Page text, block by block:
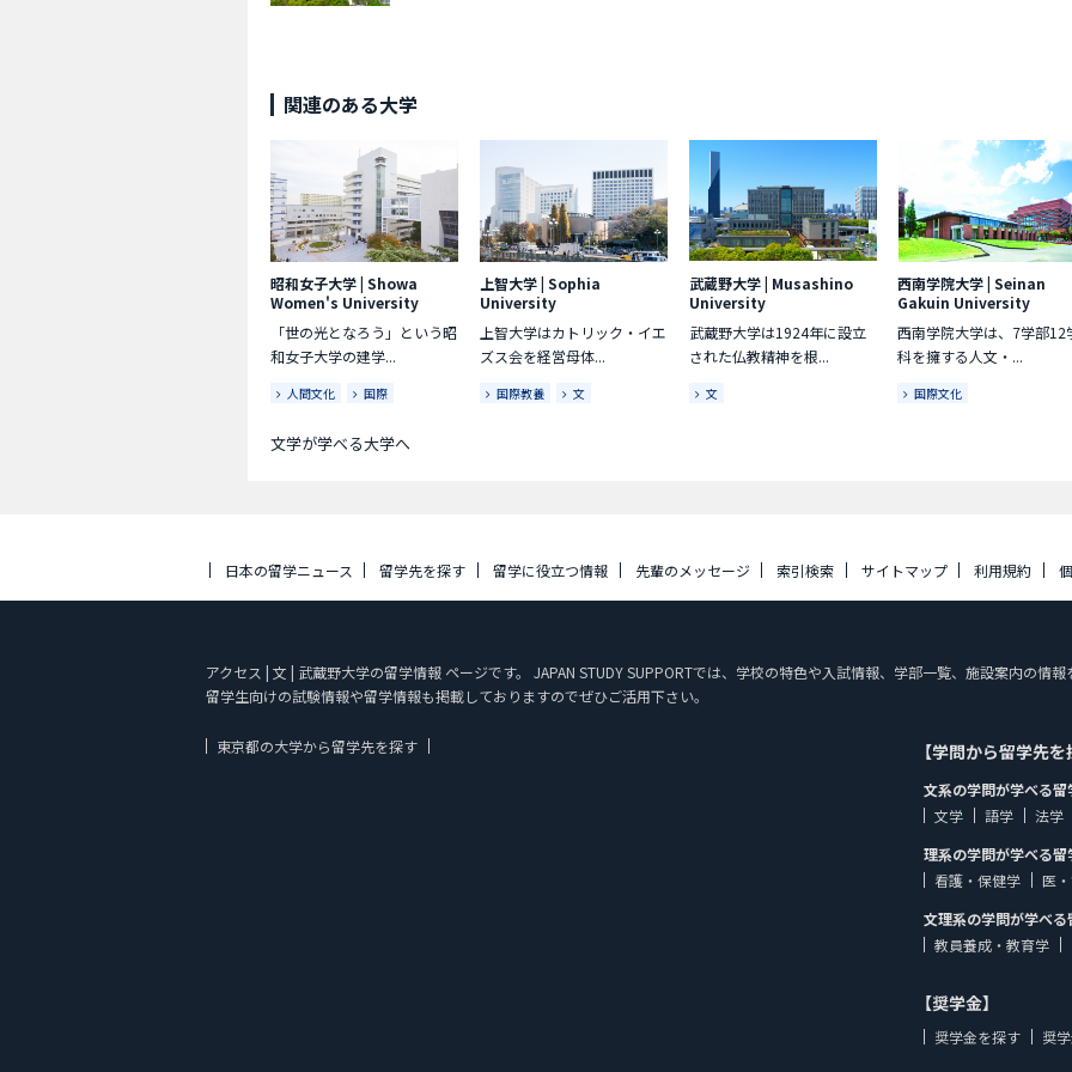
関連のある大学
昭和女子大学| Showa
Women's University
「世の光となろう」という昭
和女子大学の建学...
人間文化 国際
上智大学| Sophia
University
上智大学はカトリック・イエ
ズス会を経営母体...
国際教養 文
武蔵野大学| Musashino
University
武蔵野大学は1924年に設立
された仏教精神を根...
文
西南学院大学|Seinan
Gakuin University
西南学院大学は、7学部12
科を擁する人文・...
国際文化
文学が学べる大学へ
日本の留学ニュース 留学先を探す 留学に役立つ情報 先輩のメッセージ 索引検索 サイトマップ 利用規約
アクセス | 文 | 武蔵野大学の留学情報 ページです。 JAPAN STUDY SUPPORTでは、学校の特色や入試情報、学部一覧、施設案内の情
留学生向けの試験情報や留学情報も掲載しておりますのでぜひご活用下さい。
東京都の大学から留学先を探す 【学問から留学先
文系の学問が学べる留
文学
語学
法学
理系の学問が学べる留
看護・保健学
医
文理系の学問が学べ
教員養成・教育学
【奨学金】
奨学金を探す 奨